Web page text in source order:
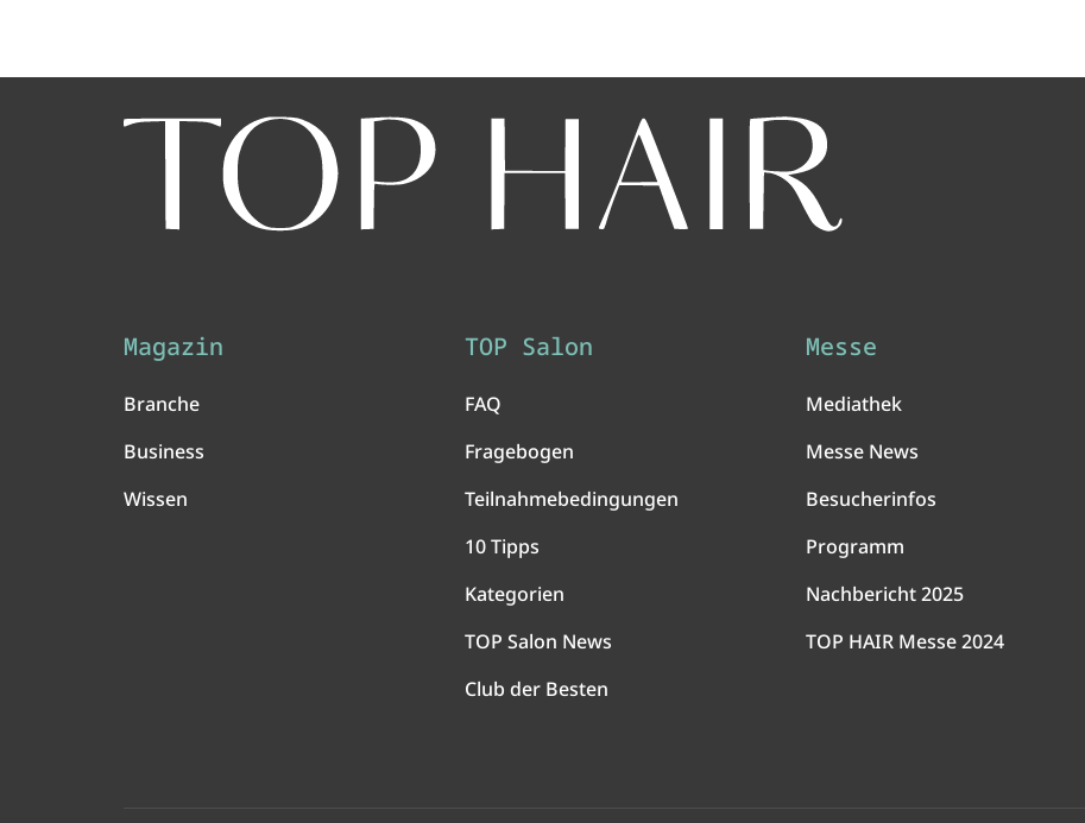
Magazin
Branche
Business
Wissen
TOP Salon
FAQ
Fragebogen
Teilnahmebedingungen
10 Tipps
Kategorien
TOP Salon News
Club der Besten
Messe
Mediathek
Messe News
Besucherinfos
Programm
Nachbericht 2025
TOP HAIR Messe 2024